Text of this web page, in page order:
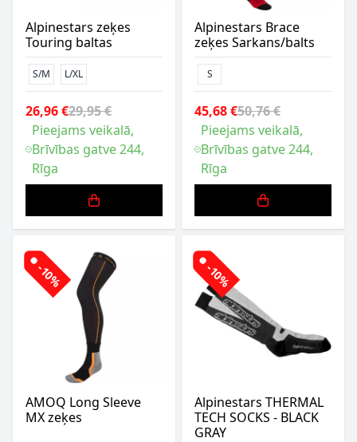
Alpinestars zeķes
Touring baltas
S/M L/XL
26,96 €29,95 €
Pieejams veikalā,
Brīvības gatve 244,
Rīga
Alpinestars Brace
zeķes Sarkans/balts
S
45,68 €50,76 €
Pieejams veikalā,
Brīvības gatve 244,
Rīga
-10%
AMOQ Long Sleeve
MX zeķes
-10%
Alpinestars THERMAL
TECH SOCKS - BLACK
GRAY